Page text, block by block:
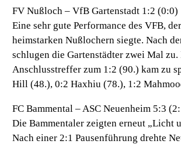
FV Nußloch – VfB Gartenstadt 1:2 (0:0)
Eine sehr gute Performance des VFB,
heimstarken Nußlochern siegte. Nach
schlugen die Gartenstädter zwei Mal zu.
Anschlusstreffer zum 1:2 (90.) kam zu
Hill (48.), 0:2 Haxhiu (78.), 1:2
FC Bammental – ASC Neuenheim 5:3
Die Bammentaler zeigten erneut „Licht
Nach einer 2:1 Pausenführung drehte